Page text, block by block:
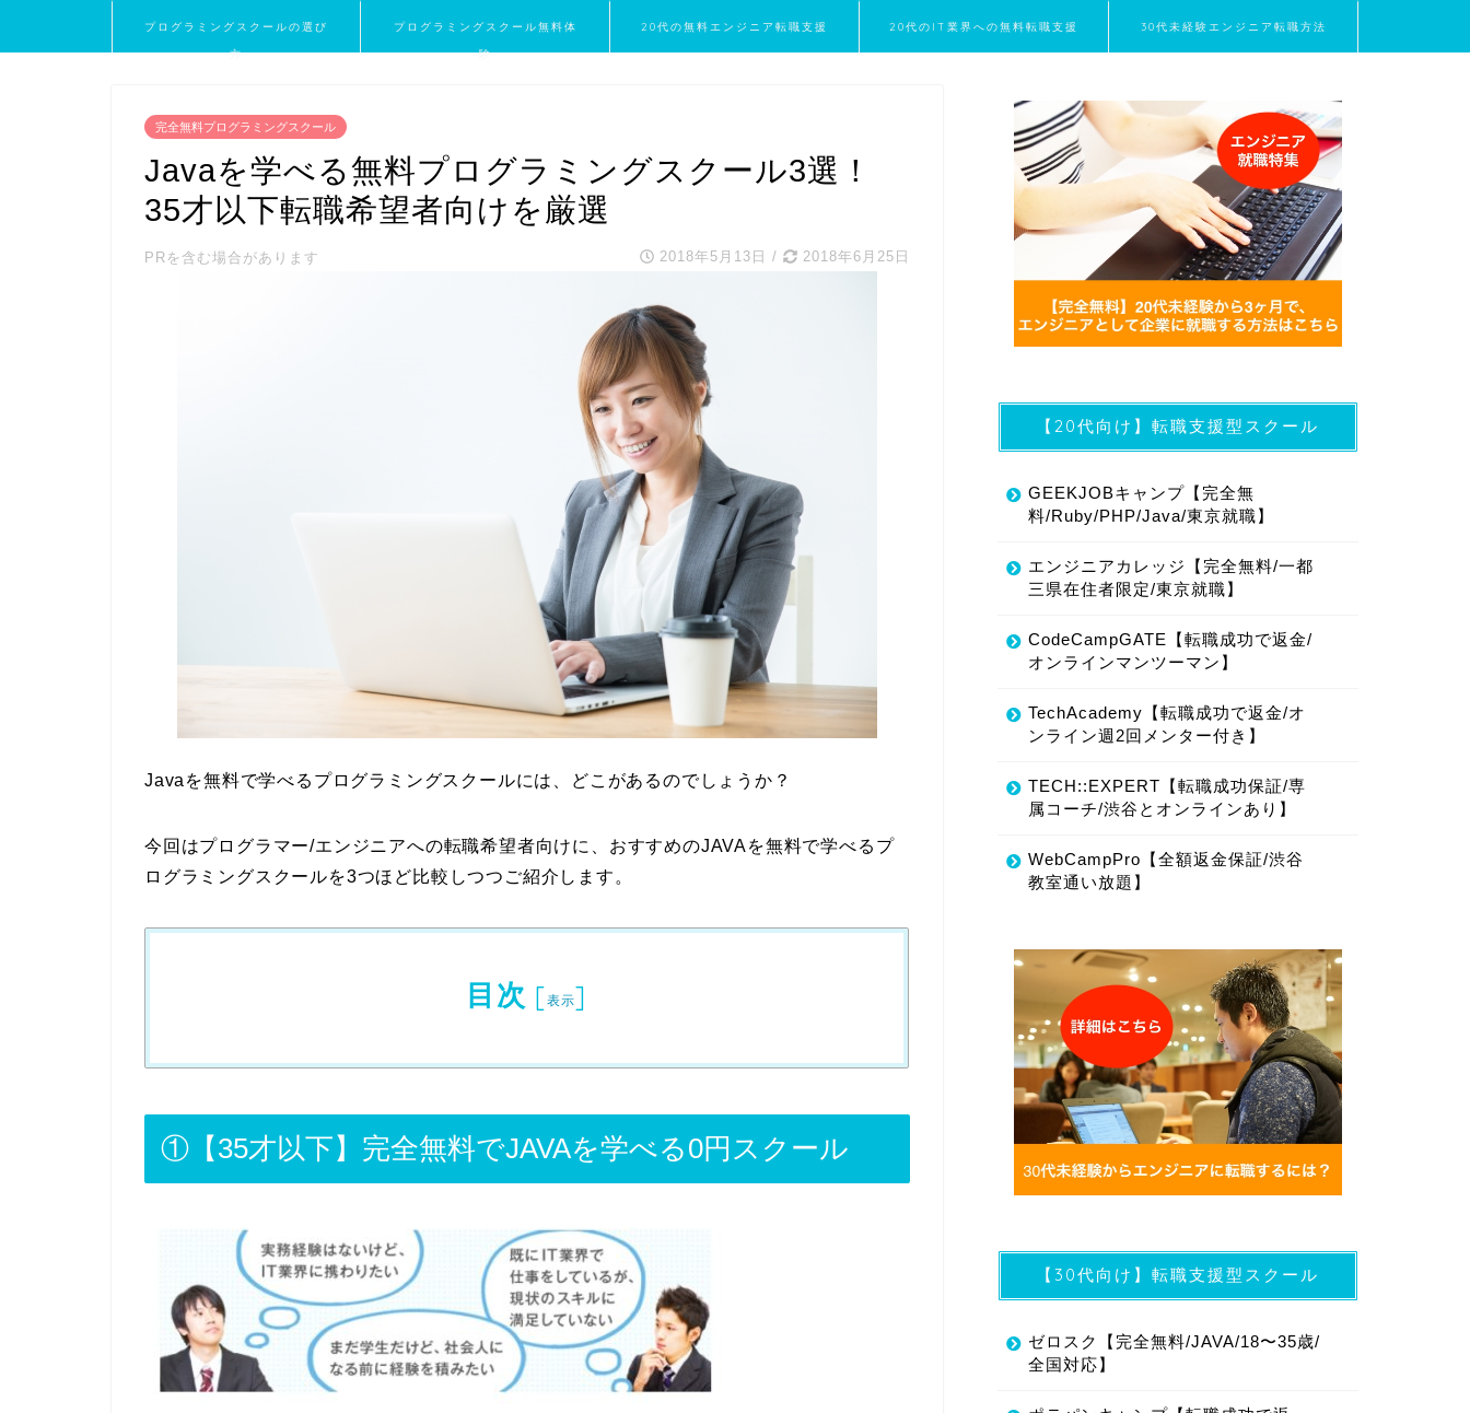
プログラミングスクールの選び
方
プログラミングスクール無料体
験
20代の無料エンジニア転職支援 20代のIT業界への無料転職支援 30代未経験エンジニア転職方法
完全無料プログラミングスクール
Javaを学べる無料プログラミングスクール3選！
35才以下転職希望者向けを厳選
PRを含む場合があります 2018年5月13日 / 2018年6月25日
Javaを無料で学べるプログラミングスクールには、どこがあるのでしょうか？
今回はプログラマー/エンジニアへの転職希望者向けに、おすすめのJAVAを無料で学べるプ
ログラミングスクールを3つほど比較しつつご紹介します。
目次 [表示]
①【35才以下】完全無料でJAVAを学べる0円スクール
【20代向け】転職支援型スクール
GEEKJOBキャンプ【完全無
料/Ruby/PHP/Java/東京就職】
エンジニアカレッジ【完全無料/一都
三県在住者限定/東京就職】
CodeCampGATE【転職成功で返金/
オンラインマンツーマン】
TechAcademy【転職成功で返金/オ
ンライン週2回メンター付き】
TECH::EXPERT【転職成功保証/専
属コーチ/渋谷とオンラインあり】
WebCampPro【全額返金保証/渋谷
教室通い放題】
【30代向け】転職支援型スクール
ゼロスク【完全無料/JAVA/18〜35歳/
全国対応】